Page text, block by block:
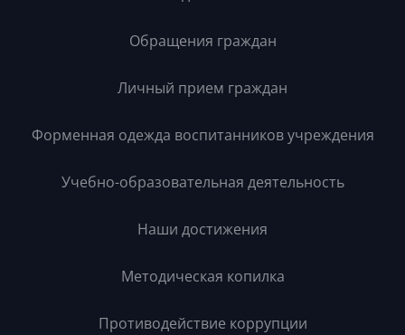
Обращения граждан
Личный прием граждан
Форменная одежда воспитанников учреждения
Учебно-образовательная деятельность
Наши достижения
Методическая копилка
Противодействие коррупции